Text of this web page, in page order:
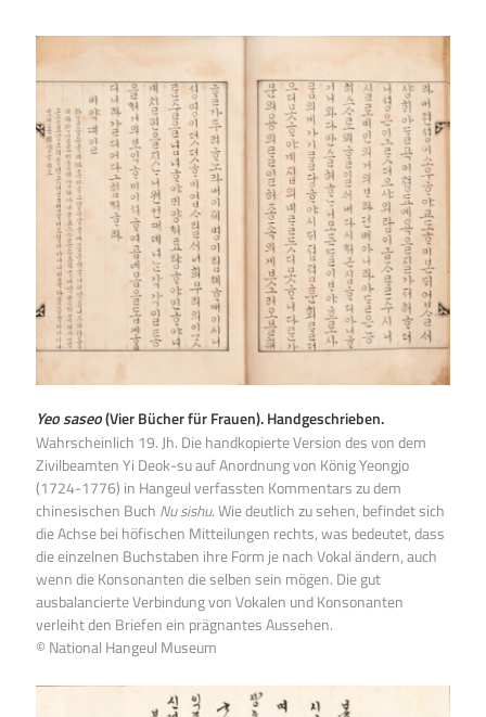
Yeo saseo(Vier Bücher für Frauen). Handgeschrieben.
Wahrscheinlich 19. Jh. Die handkopierte Version des von dem
Zivilbeamten Yi Deok-su auf Anordnung von König Yeongjo
(1724-1776) in Hangeul verfassten Kommentars zu dem
chinesischen Buch Nu sishu. Wie deutlich zu sehen, befindet sich
die Achse bei höfischen Mitteilungen rechts, was bedeutet, dass
die einzelnen Buchstaben ihre Form je nach Vokal ändern, auch
wenn die Konsonanten die selben sein mögen. Die gut
ausbalancierte Verbindung von Vokalen und Konsonanten
verleiht den Briefen ein prägnantes Aussehen.
© National Hangeul Museum